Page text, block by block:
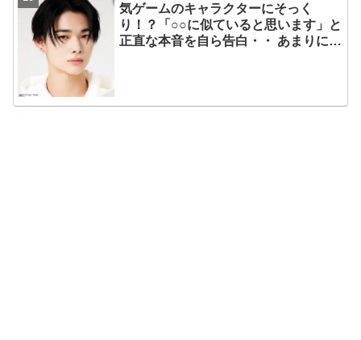
気ゲームのキャラクターにそっく
り！？「○○に似ていると思います」と
正直な本音を自ら告白・・ あまりにも